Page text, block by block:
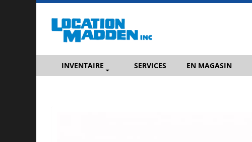
INVENTAIRE SERVICES EN MAGASIN